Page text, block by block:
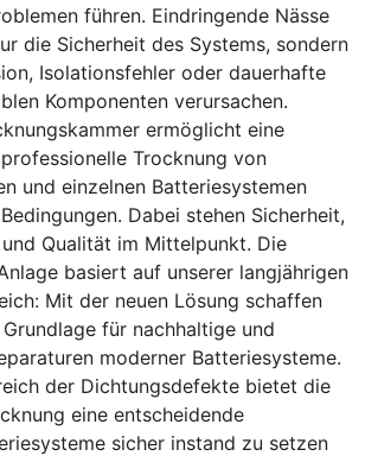
führen. Eindringende Nässe
die Sicherheit des Systems, sondern
Isolationsfehler oder dauerhafte
Komponenten verursachen.
ermöglicht eine
Trocknung von
und einzelnen Batteriesystemen
Dabei stehen Sicherheit,
Qualität im Mittelpunkt. Die
basiert auf unserer langjährigen
Mit der neuen Lösung schaffen
für nachhaltige und
moderner Batteriesysteme.
der Dichtungsdefekte bietet die
eine entscheidende
sicher instand zu setzen